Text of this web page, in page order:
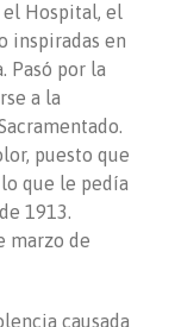
el Hospital, el
inspiradas en
Pasó por la
a la
puesto que
que le pedía
1913.
marzo de
causada